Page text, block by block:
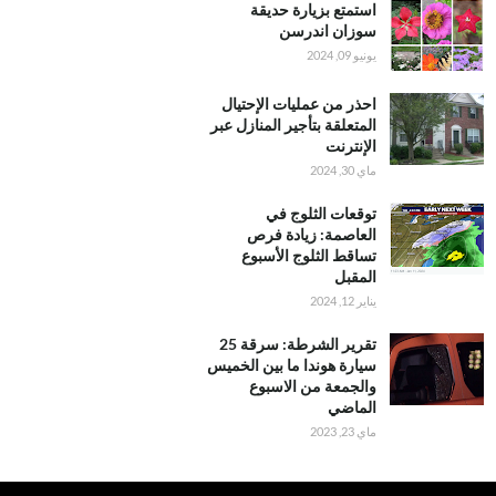
استمتع بزيارة حديقة
سوزان اندرسن
يونيو 09, 2024
احذر من عمليات الإحتيال
المتعلقة بتأجير المنازل عبر
الإنترنت
ماي 30, 2024
توقعات الثلوج في
العاصمة: زيادة فرص
تساقط الثلوج الأسبوع
المقبل
يناير 12, 2024
تقرير الشرطة: سرقة 25
سيارة هوندا ما بين الخميس
والجمعة من الاسبوع
الماضي
ماي 23, 2023